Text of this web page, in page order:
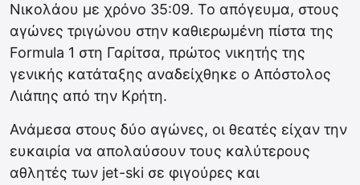
Νικολάου με χρόνο 35:09. Το απόγευμα, στους
αγώνες τριγώνου στην καθιερωμένη πίστα της
Formula 1 στη Γαρίτσα, πρώτος νικητής της
γενικής κατάταξης αναδείχθηκε ο Απόστολος
Λιάπης από την Κρήτη.
Ανάμεσα στους δύο αγώνες, οι θεατές είχαν την
ευκαιρία να απολαύσουν τους καλύτερους
αθλητές των jet-ski σε φιγούρες και